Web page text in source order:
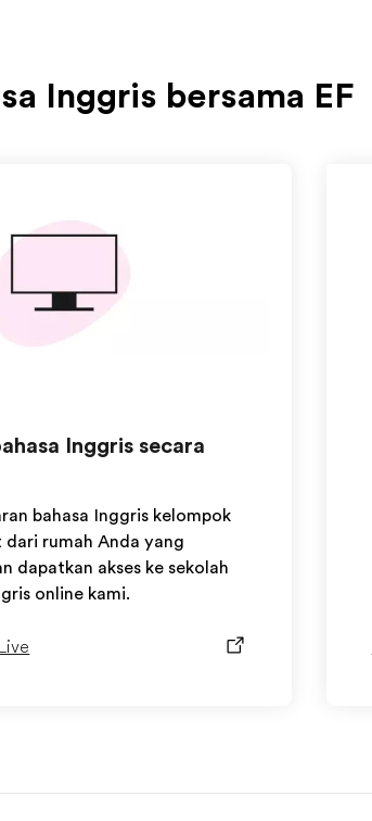
Inggris bersama EF
Inggris secara
bahasa Inggris kelompok
rumah Anda yang
dapatkan akses ke sekolah
online kami.